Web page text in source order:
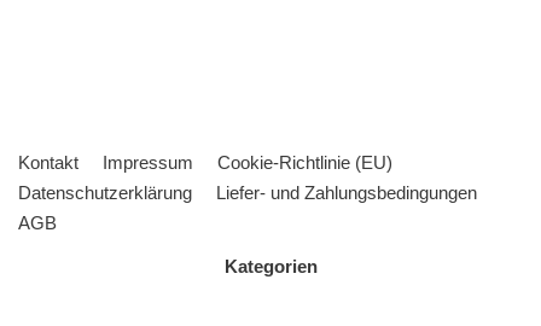
Kontakt Impressum
Cookie-Richtlinie (EU)
Datenschutzerklärung
Liefer- und Zahlungsbedingungen
AGB
Kategorien